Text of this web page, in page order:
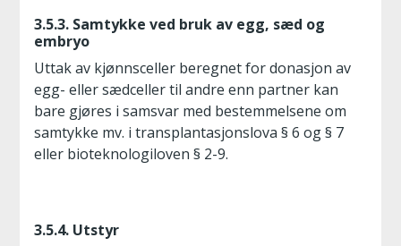
3.5.3. Samtykke ved bruk av egg, sæd og
embryo
Uttak av kjønnsceller beregnet for donasjon av
egg- eller sædceller til andre enn partner kan
bare gjøres i samsvar med bestemmelsene om
samtykke mv. i transplantasjonslova § 6 og § 7
eller bioteknologiloven § 2-9.
3.5.4. Utstyr